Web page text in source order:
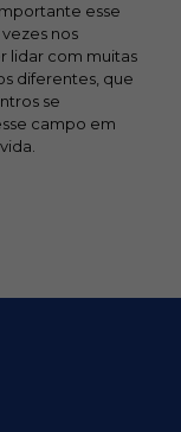
esse
nos
lidar com muitas
diferentes, que
se
campo em